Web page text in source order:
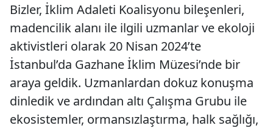
Bizler, İklim Adaleti Koalisyonu bileşenleri,
madencilik alanı ile ilgili uzmanlar ve ekoloji
aktivistleri olarak 20 Nisan 2024’te
İstanbul’da Gazhane İklim Müzesi’nde bir
araya geldik. Uzmanlardan dokuz konuşma
dinledik ve ardından altı Çalışma Grubu ile
ekosistemler, ormansızlaştırma, halk sağlığı,